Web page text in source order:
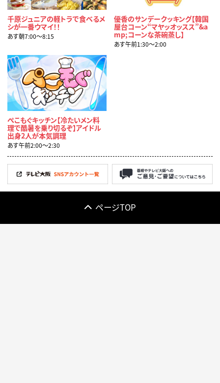
千原ジュニアの軽トラで食べるメ
シが一番ウマイ！！
あす朝7:00〜8:15
優香のサンデークッキング【韓国
屋台コーン“マヤッオッスス”&a
mp;コーンな茶碗蒸し】
あす午前1:30〜2:00
ぺこもぐキッチン【冷たいメン料
理で酷暑を乗り切るぞ】アイドル
出身2人が本気調理
あす午前2:00〜2:30
ページTOP